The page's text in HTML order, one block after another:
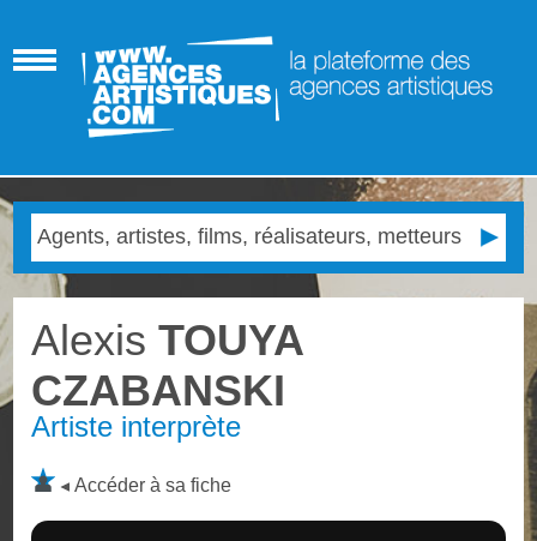
Alexis TOUYA
CZABANSKI
Artiste interprète
Accéder à sa fiche